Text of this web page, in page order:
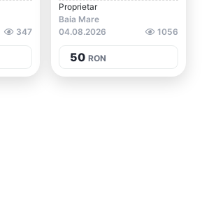
347
Proprietar
Baia Mare
04.08.2026
1056
50 RON